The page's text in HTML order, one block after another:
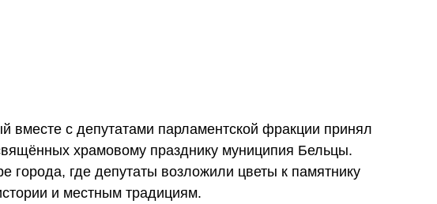
вместе с депутатами парламентской фракции принял
храмовому празднику муниципия Бельцы.
города, где депутаты возложили цветы к памятнику
и местным традициям.